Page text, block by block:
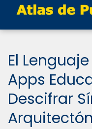
El
Apps
Descifrar